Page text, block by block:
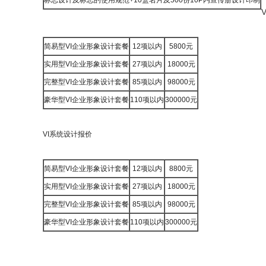
简易型VI企业形象设计套餐 12项以内 5800元
实用型VI企业形象设计套餐 27项以内 18000元
完整型VI企业形象设计套餐 85项以内 98000元
豪华型VI企业形象设计套餐 110项以内 300000元
VI系统设计报价
简易型VI企业形象设计套餐 12项以内 8800元
实用型VI企业形象设计套餐 27项以内 18000元
完整型VI企业形象设计套餐 85项以内 98000元
豪华型VI企业形象设计套餐 110项以内 300000元